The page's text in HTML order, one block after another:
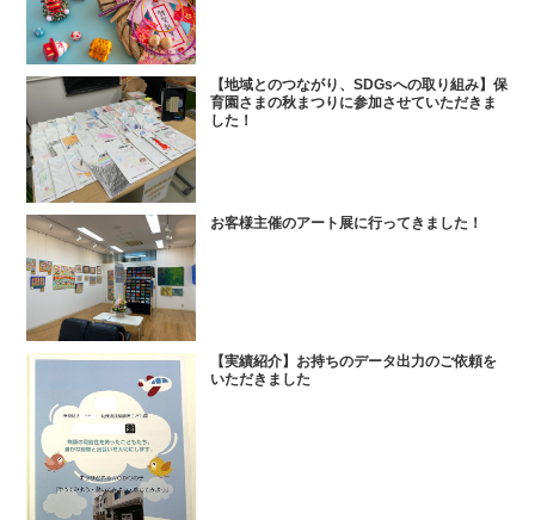
【地域とのつながり、SDGsへの取り組み】保
育園さまの秋まつりに参加させていただきま
した！
お客様主催のアート展に行ってきました！
【実績紹介】お持ちのデータ出力のご依頼を
いただきました